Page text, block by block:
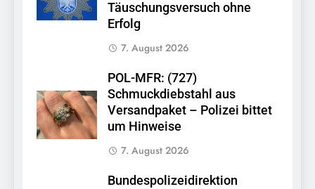
Täuschungsversuch ohne
Erfolg
7. August 2026
POL-MFR: (727)
Schmuckdiebstahl aus
Versandpaket – Polizei bittet
um Hinweise
7. August 2026
Bundespolizeidirektion